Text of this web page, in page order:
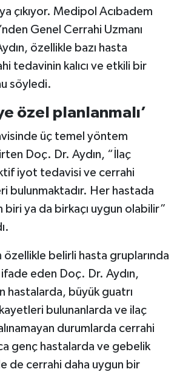
çıkıyor. Medipol Acıbadem
Genel Cerrahi Uzmanı
özellikle bazı hasta
tedavinin kalıcı ve etkili bir
söyledi.
özel planlanmalı’
üç temel yöntem
Doç. Dr. Aydın, “İlaç
iyot tedavisi ve cerrahi
bulunmaktadır. Her hastada
ya da birkaçı uygun olabilir”
belirli hasta gruplarında
ifade eden Doç. Dr. Aydın,
hastalarda, büyük guatrı
bulunanlarda ve ilaç
durumlarda cerrahi
genç hastalarda ve gebelik
de cerrahi daha uygun bir